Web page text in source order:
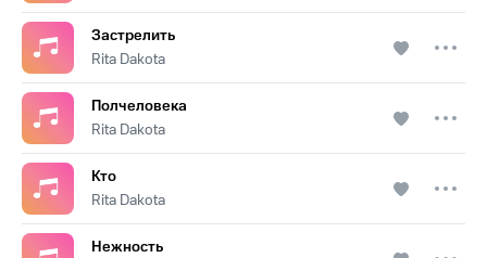
Застрелить
Rita Dakota
Полчеловека
Rita Dakota
Кто
Rita Dakota
Нежность